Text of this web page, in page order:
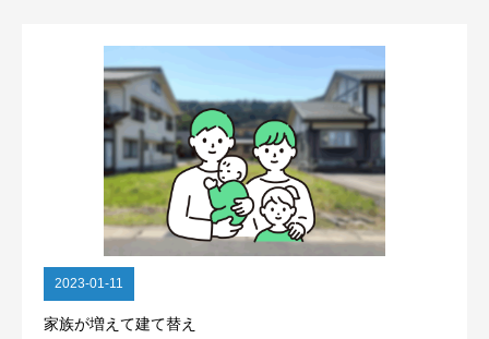
2023-01-11
家族が増えて建て替え